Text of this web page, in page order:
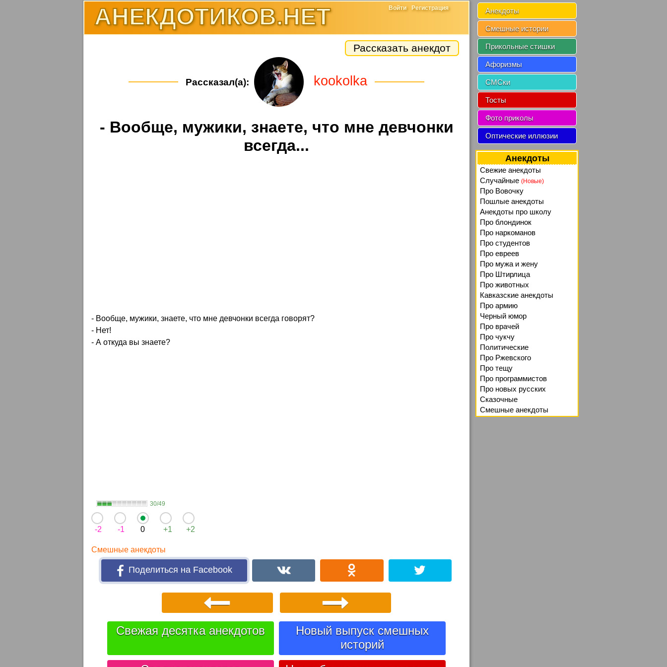
АНЕКДОТИКОВ.НЕТ Войти Регистрация
Рассказать анекдот
Рассказал(а): kookolka
- Вообще, мужики, знаете, что мне девчонки
всегда...
- Вообще, мужики, знаете, что мне девчонки всегда говорят?
- Нет!
- А откуда вы знаете?
30/49
-2 -1 0 +1 +2
Смешные анекдоты
Поделиться на Facebook
Свежая десятка анекдотов
Новый выпуск смешных
историй
Анекдоты
Смешные истории
Прикольные стишки
Афоризмы
СМСки
Тосты
Фото приколы
Оптические иллюзии
Анекдоты
Свежие анекдоты
Случайные (Новые)
Про Вовочку
Пошлые анекдоты
Анекдоты про школу
Про блондинок
Про наркоманов
Про студентов
Про евреев
Про мужа и жену
Про Штирлица
Про животных
Кавказские анекдоты
Про армию
Черный юмор
Про врачей
Про чукчу
Политические
Про Ржевского
Про тещу
Про программистов
Про новых русских
Сказочные
Смешные анекдоты